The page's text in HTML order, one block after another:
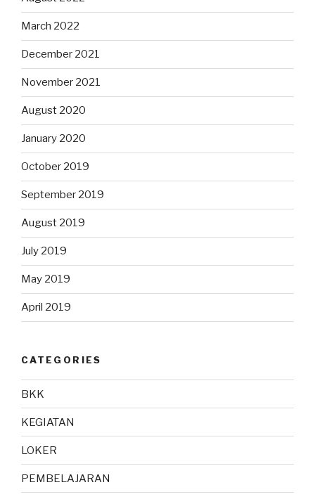
March 2022
December 2021
November 2021
August 2020
January 2020
October 2019
September 2019
August 2019
July 2019
May 2019
April 2019
CATEGORIES
BKK
KEGIATAN
LOKER
PEMBELAJARAN